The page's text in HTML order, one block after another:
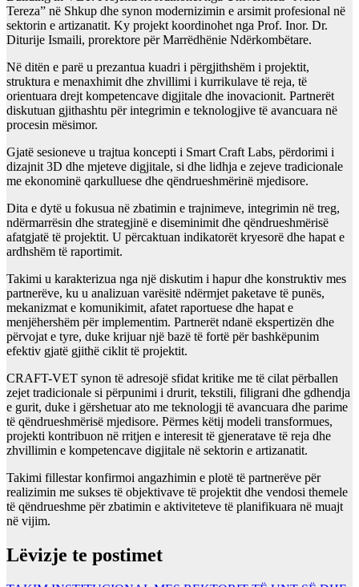
Tereza” në Shkup dhe synon modernizimin e arsimit profesional në
sektorin e artizanatit. Ky projekt koordinohet nga Prof. Inor. Dr.
Diturije Ismaili, prorektore për Marrëdhënie Ndërkombëtare.
Në ditën e parë u prezantua kuadri i përgjithshëm i projektit,
struktura e menaxhimit dhe zhvillimi i kurrikulave të reja, të
orientuara drejt kompetencave digjitale dhe inovacionit. Partnerët
diskutuan gjithashtu për integrimin e teknologjive të avancuara në
procesin mësimor.
Gjatë sesioneve u trajtua koncepti i Smart Craft Labs, përdorimi i
dizajnit 3D dhe mjeteve digjitale, si dhe lidhja e zejeve tradicionale
me ekonominë qarkulluese dhe qëndrueshmërinë mjedisore.
Dita e dytë u fokusua në zbatimin e trajnimeve, integrimin në treg,
ndërmarrësin dhe strategjinë e diseminimit dhe qëndrueshmërisë
afatgjatë të projektit. U përcaktuan indikatorët kryesorë dhe hapat e
ardhshëm të raportimit.
Takimi u karakterizua nga një diskutim i hapur dhe konstruktiv mes
partnerëve, ku u analizuan varësitë ndërmjet paketave të punës,
mekanizmat e komunikimit, afatet raportuese dhe hapat e
menjëhershëm për implementim. Partnerët ndanë ekspertizën dhe
përvojat e tyre, duke krijuar një bazë të fortë për bashkëpunim
efektiv gjatë gjithë ciklit të projektit.
CRAFT-VET synon të adresojë sfidat kritike me të cilat përballen
zejet tradicionale si përpunimi i drurit, tekstili, filigrani dhe gdhendja
e gurit, duke i gërshetuar ato me teknologji të avancuara dhe parime
të qëndrueshmërisë mjedisore. Përmes këtij modeli transformues,
projekti kontribuon në rritjen e interesit të gjeneratave të reja dhe
zhvillimin e kompetencave digjitale në sektorin e artizanatit.
Takimi fillestar konfirmoi angazhimin e plotë të partnerëve për
realizimin me sukses të objektivave të projektit dhe vendosi themele
të qëndrueshme për zbatimin e aktiviteteve të planifikuara në muajt
në vijim.
Lëvizje te postimet